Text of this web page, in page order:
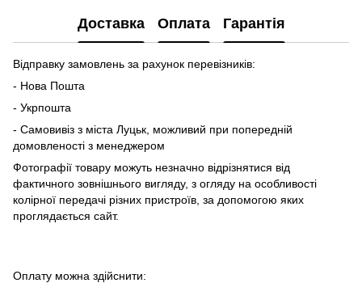
Доставка Оплата Гарантія
Відправку замовлень за рахунок перевізників:
- Нова Пошта
- Укрпошта
- Самовивіз з міста Луцьк, можливий при попередній
домовленості з менеджером
Фотографії товару можуть незначно відрізнятися від
фактичного зовнішнього вигляду, з огляду на особливості
колірної передачі різних пристроїв, за допомогою яких
проглядається сайт.
Оплату можна здійснити: